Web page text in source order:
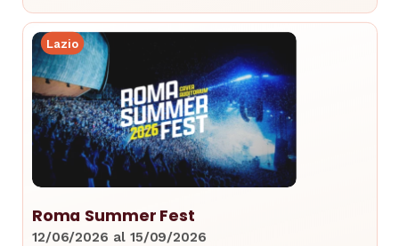
Lazio
Roma Summer Fest
12/06/2026 al 15/09/2026